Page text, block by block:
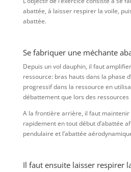
abattée, à laisser respirer la voile,
abattée.
Se fabriquer une méchante
Depuis un vol dauphin, il faut
ressource: bras hauts dans la phase
progressif dans la ressource en
débattement que lors des ressources
A la frontière arrière, il faut
rapidement en tout début d’abattée
pendulaire et l’abattée
Il faut ensuite laisser respirer